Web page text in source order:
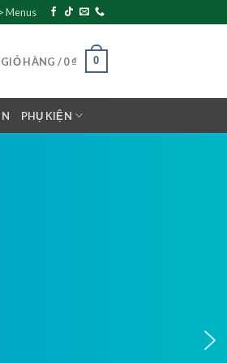
Menus
GIỎ HÀNG /0₫ 0
PHỤ KIỆN